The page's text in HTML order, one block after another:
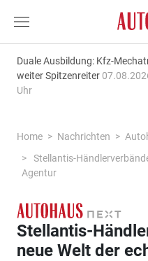
Duale Ausbildung: Kfz-
weiter Spitzenreiter
Uhr
Home Nachrichten
Stellantis-
Agentur
Stellantis-
neue Welt der